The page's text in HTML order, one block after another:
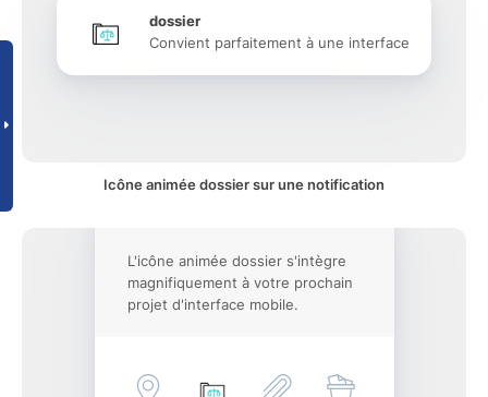
dossier
Convient parfaitement à une interface
Icône animée dossier sur une notification
L'icône animée dossier s'intègre
magnifiquement à votre prochain
projet d'interface mobile.